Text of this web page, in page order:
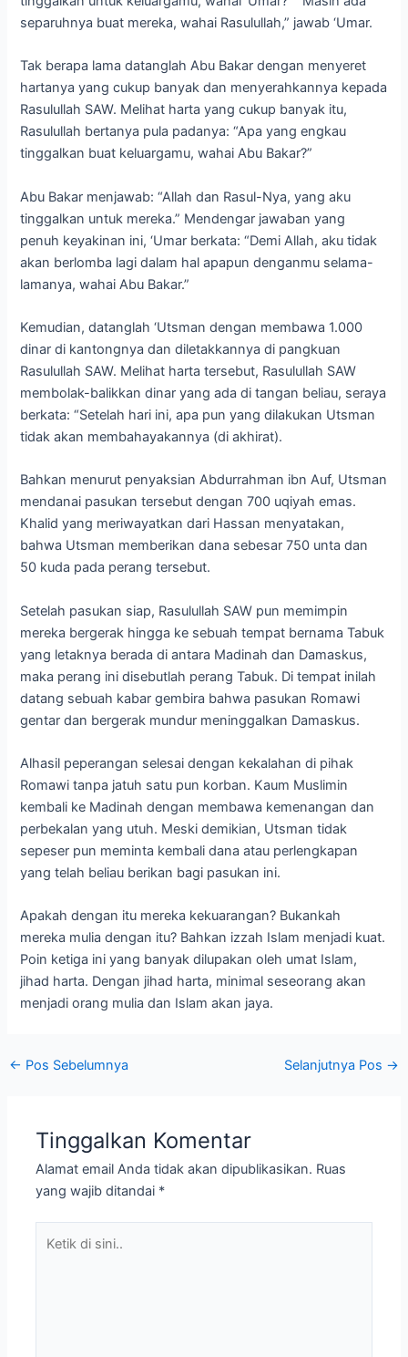
separuhnya buat mereka, wahai Rasulullah,” jawab ‘Umar.
Tak berapa lama datanglah Abu Bakar dengan menyeret
hartanya yang cukup banyak dan menyerahkannya kepada
Rasulullah SAW. Melihat harta yang cukup banyak itu,
Rasulullah bertanya pula padanya: “Apa yang engkau
tinggalkan buat keluargamu, wahai Abu Bakar?”
Abu Bakar menjawab: “Allah dan Rasul-Nya, yang aku
tinggalkan untuk mereka.” Mendengar jawaban yang
penuh keyakinan ini, ‘Umar berkata: “Demi Allah, aku tidak
akan berlomba lagi dalam hal apapun denganmu selama-
lamanya, wahai Abu Bakar.”
Kemudian, datanglah ‘Utsman dengan membawa 1.000
dinar di kantongnya dan diletakkannya di pangkuan
Rasulullah SAW. Melihat harta tersebut, Rasulullah SAW
membolak-balikkan dinar yang ada di tangan beliau, seraya
berkata: “Setelah hari ini, apa pun yang dilakukan Utsman
tidak akan membahayakannya (di akhirat).
Bahkan menurut penyaksian Abdurrahman ibn Auf, Utsman
mendanai pasukan tersebut dengan 700 uqiyah emas.
Khalid yang meriwayatkan dari Hassan menyatakan,
bahwa Utsman memberikan dana sebesar 750 unta dan
50 kuda pada perang tersebut.
Setelah pasukan siap, Rasulullah SAW pun memimpin
mereka bergerak hingga ke sebuah tempat bernama Tabuk
yang letaknya berada di antara Madinah dan Damaskus,
maka perang ini disebutlah perang Tabuk. Di tempat inilah
datang sebuah kabar gembira bahwa pasukan Romawi
gentar dan bergerak mundur meninggalkan Damaskus.
Alhasil peperangan selesai dengan kekalahan di pihak
Romawi tanpa jatuh satu pun korban. Kaum Muslimin
kembali ke Madinah dengan membawa kemenangan dan
perbekalan yang utuh. Meski demikian, Utsman tidak
sepeser pun meminta kembali dana atau perlengkapan
yang telah beliau berikan bagi pasukan ini.
Apakah dengan itu mereka kekuarangan? Bukankah
mereka mulia dengan itu? Bahkan izzah Islam menjadi kuat.
Poin ketiga ini yang banyak dilupakan oleh umat Islam,
jihad harta. Dengan jihad harta, minimal seseorang akan
menjadi orang mulia dan Islam akan jaya.
← Pos Sebelumnya Selanjutnya Pos →
Tinggalkan Komentar
Alamat email Anda tidak akan dipublikasikan. Ruas
yang wajib ditandai *